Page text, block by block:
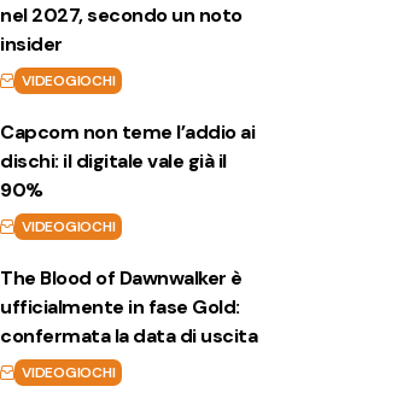
nel 2027, secondo un noto
insider
VIDEOGIOCHI
Capcom non teme l’addio ai
dischi: il digitale vale già il
90%
VIDEOGIOCHI
The Blood of Dawnwalker è
ufficialmente in fase Gold:
confermata la data di uscita
VIDEOGIOCHI